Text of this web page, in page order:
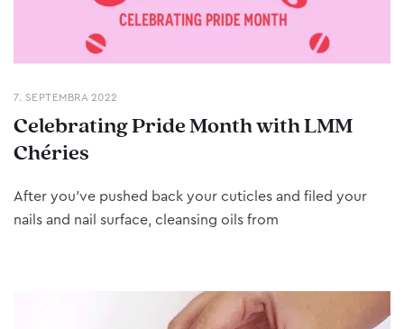
7. SEPTEMBRA 2022
Celebrating Pride Month with LMM
Chéries
After you’ve pushed back your cuticles and filed your
nails and nail surface, cleansing oils from